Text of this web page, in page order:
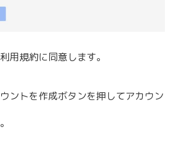
用規約に同意します。
ントを作成ボタンを押してアカウン